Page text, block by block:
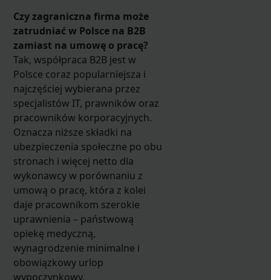
Czy zagraniczna firma może
zatrudniać w Polsce na B2B
zamiast na umowę o pracę?
Tak, współpraca B2B jest w
Polsce coraz popularniejsza i
najczęściej wybierana przez
specjalistów IT, prawników oraz
pracowników korporacyjnych.
Oznacza niższe składki na
ubezpieczenia społeczne po obu
stronach i więcej netto dla
wykonawcy w porównaniu z
umową o pracę, która z kolei
daje pracownikom szerokie
uprawnienia – państwową
opiekę medyczną,
wynagrodzenie minimalne i
obowiązkowy urlop
wypoczynkowy.